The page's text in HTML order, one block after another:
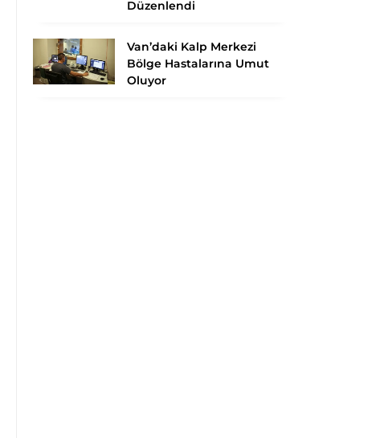
Düzenlendi
Van’daki Kalp Merkezi
Bölge Hastalarına Umut
Oluyor